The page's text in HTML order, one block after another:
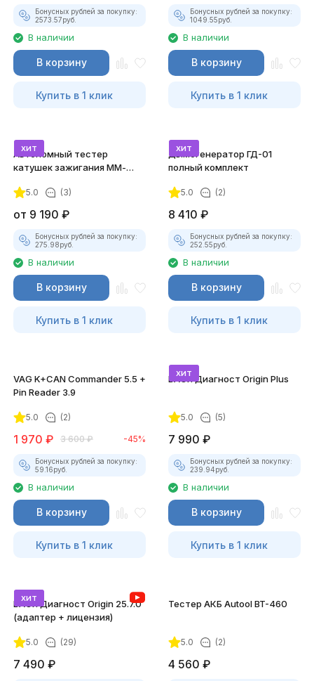
Бонусных рублей за покупку:
2573.57руб.
В наличии
В корзину
Купить в 1 клик
Бонусных рублей за покупку:
1049.55руб.
В наличии
В корзину
Купить в 1 клик
хит
Автономный тестер
катушек зажигания ММ-
комплект)
5.0 (3)
от 9 190 ₽
Бонусных рублей за покупку:
275.98руб.
В наличии
В корзину
Купить в 1 клик
хит
Дымогенератор ГД-01
полный комплект
5.0 (2)
8 410 ₽
Бонусных рублей за покупку:
252.55руб.
В наличии
В корзину
Купить в 1 клик
VAG K+CAN Commander 5.5 +
Pin Reader 3.9
5.0 (2)
1 970 ₽ 3 600 ₽ -45%
Бонусных рублей за покупку:
59.16руб.
В наличии
В корзину
Купить в 1 клик
хит
ВАСЯ Диагност Origin Plus
5.0 (5)
7 990 ₽
Бонусных рублей за покупку:
239.94руб.
В наличии
В корзину
Купить в 1 клик
хит
ВАСЯ Диагност Origin 25.7.0
(адаптер + лицензия)
5.0 (29)
7 490 ₽
Тестер АКБ Autool BT-460
5.0 (2)
4 560 ₽